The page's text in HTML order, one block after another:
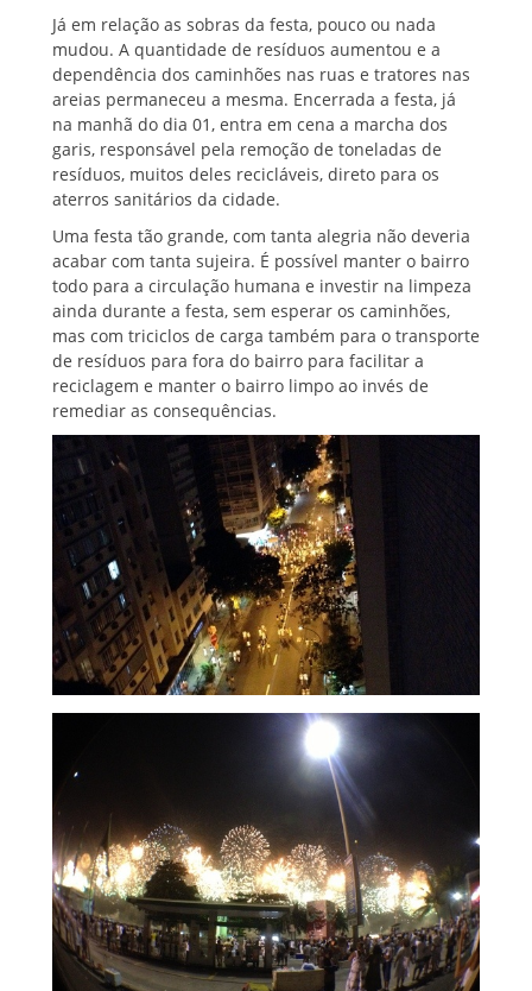
Já em relação as sobras da festa, pouco ou nada
mudou. A quantidade de resíduos aumentou e a
dependência dos caminhões nas ruas e tratores nas
areias permaneceu a mesma. Encerrada a festa, já
na manhã do dia 01, entra em cena a marcha dos
garis, responsável pela remoção de toneladas de
resíduos, muitos deles recicláveis, direto para os
aterros sanitários da cidade.
Uma festa tão grande, com tanta alegria não deveria
acabar com tanta sujeira. É possível manter o bairro
todo para a circulação humana e investir na limpeza
ainda durante a festa, sem esperar os caminhões,
mas com triciclos de carga também para o transporte
de resíduos para fora do bairro para facilitar a
reciclagem e manter o bairro limpo ao invés de
remediar as consequências.